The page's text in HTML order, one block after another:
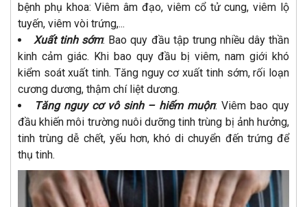
bệnh phụ khoa: Viêm âm đạo, viêm cổ tử cung, viêm lộ
tuyến, viêm vòi trứng,...
Xuất tinh sớm: Bao quy đầu tập trung nhiều dây thần
kinh cảm giác. Khi bao quy đầu bị viêm, nam giới khó
kiểm soát xuất tinh. Tăng nguy cơ xuất tinh sớm, rối loạn
cương dương, thậm chí liệt dương.
Tăng nguy cơ vô sinh – hiếm muộn: Viêm bao quy
đầu khiến môi trường nuôi dưỡng tinh trùng bị ảnh hưởng,
tinh trùng dễ chết, yếu hơn, khó di chuyển đến trứng để
thụ tinh.